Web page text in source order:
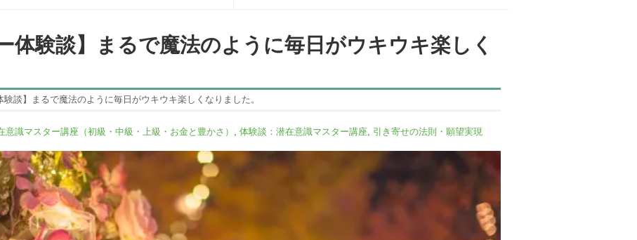
体験談】まるで魔法のように毎日がウキウキ楽しく
験談】まるで魔法のように毎日がウキウキ楽しくなりました。
意識マスター講座（初級・中級・上級・お金と豊かさ） 体験談：潜在意識マスター講座, 引き寄せの法則・願望実現